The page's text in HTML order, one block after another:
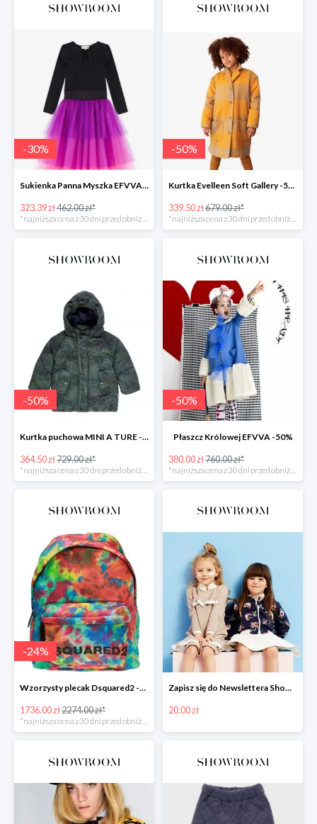
-30%
Sukienka Panna Myszka EFVVA -30%
323.39 zł462.00 zł*
*najniższa cena z 30 dni przed obniżką
-50%
Kurtka Evelleen Soft Gallery -50%
339.50 zł679.00 zł*
*najniższa cena z 30 dni przed obniżką
-50%
Kurtka puchowa MINI A TURE -50%
364.50 zł729.00 zł*
-50%
Płaszcz Królowej EFVVA -50%
380.00 zł760.00 zł*
-24%
Wzorzysty plecak Dsquared2 -24%
1736.00 zł2274.00 zł*
*najniższa cena z 30 dni przed obniżką
Zapisz się do Newslettera Showroom i odbierz 20 zł rabatu
20.00 zł